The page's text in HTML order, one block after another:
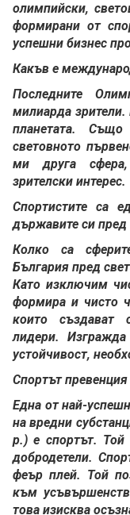
олимпийски,
формирани от
успешни бизнес
Какъв е
Последните
милиарда зрители.
планетата.
световното
ми друга
зрителски интерес.
Спортистите са
държавите си пред
Колко са
България пред
Като изключим
формира и чисто
които създават
лидери.
устойчивост,
Спортът
Една от най-
на вредни
р.) е спортът. Той
добродетели.
феър плей. Той
към
това изисква